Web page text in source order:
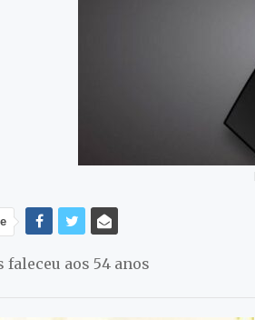
faleceu aos 54 anos